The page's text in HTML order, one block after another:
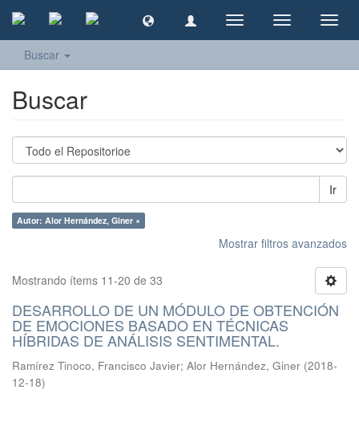
Cambiar
navegación
Cambiar
navegación
Buscar
Buscar
Ir
Autor: Alor Hernández, Giner ×
Mostrar filtros avanzados
Mostrando ítems 11-20 de 33
DESARROLLO DE UN MÓDULO DE OBTENCIÓN
DE EMOCIONES BASADO EN TÉCNICAS
HÍBRIDAS DE ANÁLISIS SENTIMENTAL.
Ramírez Tinoco, Francisco Javier; Alor Hernández, Giner (2018-
12-18)